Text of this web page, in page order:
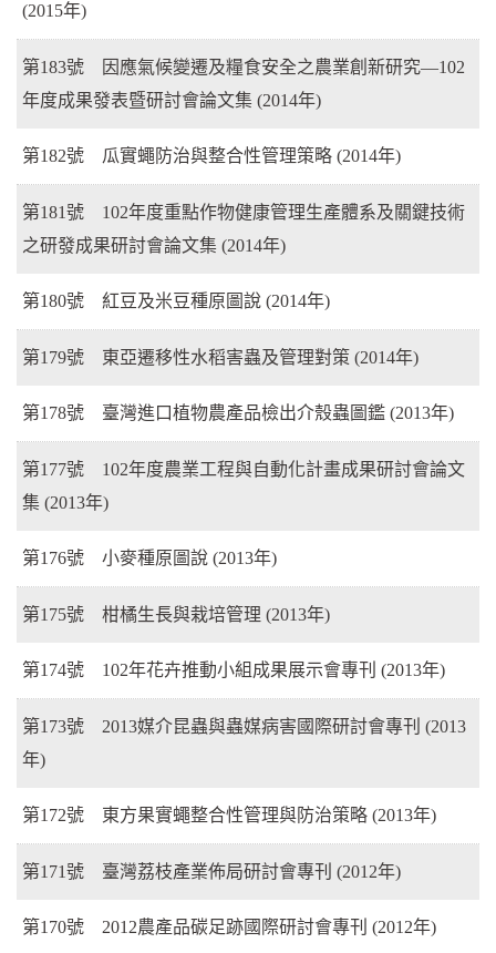
(2015年)
第183號 因應氣候變遷及糧食安全之農業創新研究—102
年度成果發表暨研討會論文集 (2014年)
第182號 瓜實蠅防治與整合性管理策略 (2014年)
第181號 102年度重點作物健康管理生產體系及關鍵技術
之研發成果研討會論文集 (2014年)
第180號 紅豆及米豆種原圖說 (2014年)
第179號 東亞遷移性水稻害蟲及管理對策 (2014年)
第178號 臺灣進口植物農產品檢出介殼蟲圖鑑 (2013年)
第177號 102年度農業工程與自動化計畫成果研討會論文
集 (2013年)
第176號 小麥種原圖說 (2013年)
第175號 柑橘生長與栽培管理 (2013年)
第174號 102年花卉推動小組成果展示會專刊 (2013年)
第173號 2013媒介昆蟲與蟲媒病害國際研討會專刊 (2013
年)
第172號 東方果實蠅整合性管理與防治策略 (2013年)
第171號 臺灣荔枝產業佈局研討會專刊 (2012年)
第170號 2012農產品碳足跡國際研討會專刊 (2012年)